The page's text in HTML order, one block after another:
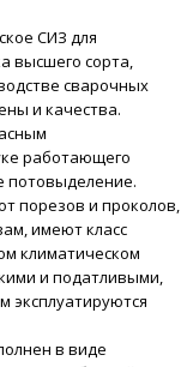
СИЗ для
высшего сорта,
сварочных
и качества.
работающего
потовыделение.
порезов и проколов,
имеют класс
климатическом
и податливыми,
эксплуатируются
в виде